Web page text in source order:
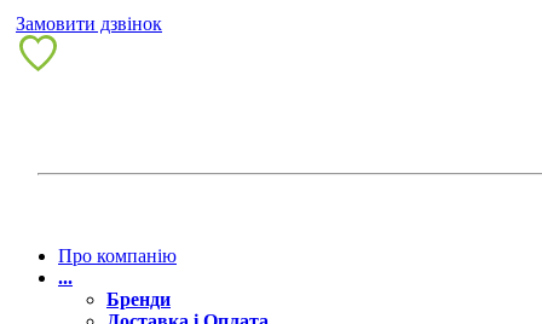
Замовити дзвінок
Про компанію
...
Бренди